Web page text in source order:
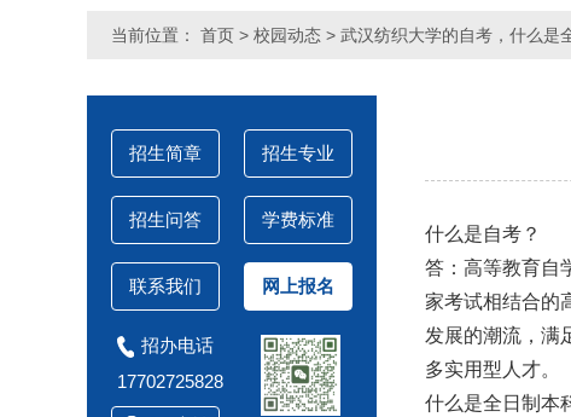
当前位置： 首页 > 校园动态 > 武汉纺织大学的自考，什么是
招生简章 招生专业
招生问答 学费标准
联系我们 网上报名
招办电话
17702725828
什么是自考？
答：高等教育自
家考试相结合的
发展的潮流，满
多实用型人才。
什么是全日制本